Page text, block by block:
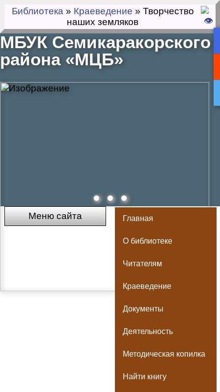
Библиотека » Краеведение » Творчество
наших земляков
МБУК Семикаракорского
района «МЦБ»
Меню сайта Главная
О библиотеке
Читателям
Краеведение
Документы
Деятельность
Методическая копилка
Найти книгу